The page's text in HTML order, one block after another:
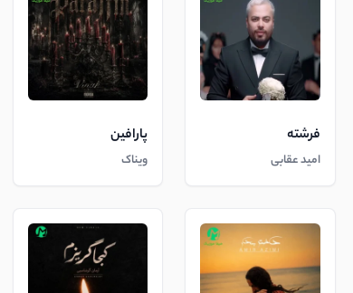
فرشته
امید عقابی
پارافین
ویناک